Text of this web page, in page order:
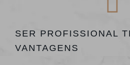
SER PROFISSIONAL
VANTAGENS